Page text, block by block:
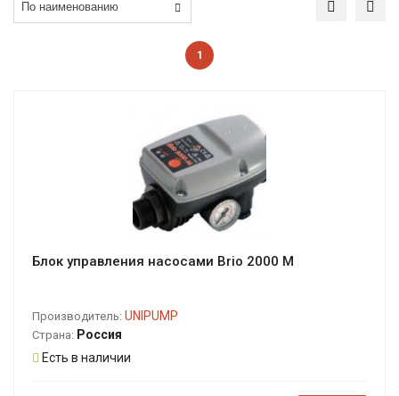
1
Блок управления насосами Brio 2000 M
Производитель: UNIPUMP
Страна: Россия
Есть в наличии